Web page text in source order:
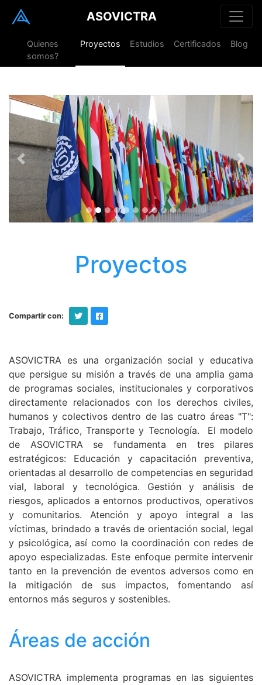
ASOVICTRA
Quienes
somos?
Proyectos Estudios Certificados Blog
Previous Next
Proyectos
Compartir con:
ASOVICTRA es una organización social y educativa
que persigue su misión a través de una amplia gama
de programas sociales, institucionales y corporativos
directamente relacionados con los derechos civiles,
humanos y colectivos dentro de las cuatro áreas "T":
Trabajo, Tráfico, Transporte y Tecnología. El modelo
de ASOVICTRA se fundamenta en tres pilares
estratégicos: Educación y capacitación preventiva,
orientadas al desarrollo de competencias en seguridad
vial, laboral y tecnológica. Gestión y análisis de
riesgos, aplicados a entornos productivos, operativos
y comunitarios. Atención y apoyo integral a las
víctimas, brindado a través de orientación social, legal
y psicológica, así como la coordinación con redes de
apoyo especializadas. Este enfoque permite intervenir
tanto en la prevención de eventos adversos como en
la mitigación de sus impactos, fomentando así
entornos más seguros y sostenibles.
Áreas de acción
ASOVICTRA implementa programas en las siguientes